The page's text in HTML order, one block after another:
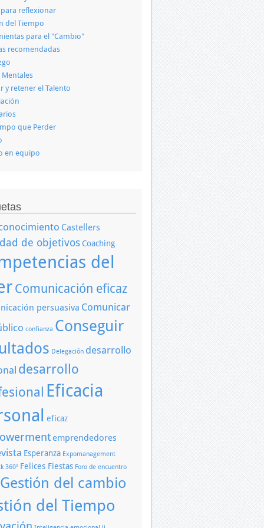
para reflexionar
del Tiempo
para el "Cambio"
recomendadas
Mentales
y retener el Talento
que Perder
en equipo
Castellers
de objetivos Coaching
del
Comunicación eficaz
persuasiva Comunicar
confianza Conseguir
Delegación desarrollo
desarrollo
Eficacia
eficaz
emprendedores
Esperanza Expomanagement
360º Felices Fiestas Foro de encuentro
Gestión del cambio
del Tiempo